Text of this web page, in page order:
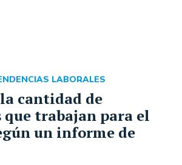
cantidad de
trabajan para el
un informe de
LABORALES